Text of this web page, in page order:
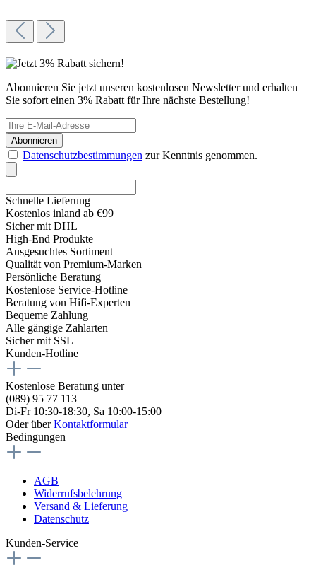
Abonnieren Sie jetzt unseren kostenlosen Newsletter und erhalten
Sie sofort einen 3% Rabatt für Ihre nächste Bestellung!
Abonnieren
Datenschutzbestimmungen zur Kenntnis genommen.
Schnelle Lieferung
Kostenlos inland ab €99
Sicher mit DHL
High-End Produkte
Ausgesuchtes Sortiment
Qualität von Premium-Marken
Persönliche Beratung
Kostenlose Service-Hotline
Beratung von Hifi-Experten
Bequeme Zahlung
Alle gängige Zahlarten
Sicher mit SSL
Kunden-Hotline
Kostenlose Beratung unter
(089) 95 77 113
Di-Fr 10:30-18:30, Sa 10:00-15:00
Oder überKontaktformular
Bedingungen
AGB
Widerrufsbelehrung
Versand & Lieferung
Datenschutz
Kunden-Service